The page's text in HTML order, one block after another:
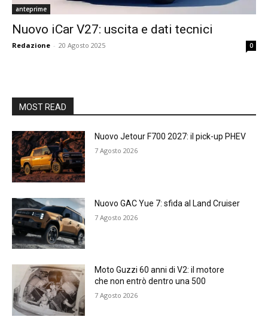
anteprime
Nuovo iCar V27: uscita e dati tecnici
Redazione - 20 Agosto 2025 0
MOST READ
Nuovo Jetour F700 2027: il pick-up PHEV
7 Agosto 2026
Nuovo GAC Yue 7: sfida al Land Cruiser
7 Agosto 2026
Moto Guzzi 60 anni di V2: il motore
che non entrò dentro una 500
7 Agosto 2026